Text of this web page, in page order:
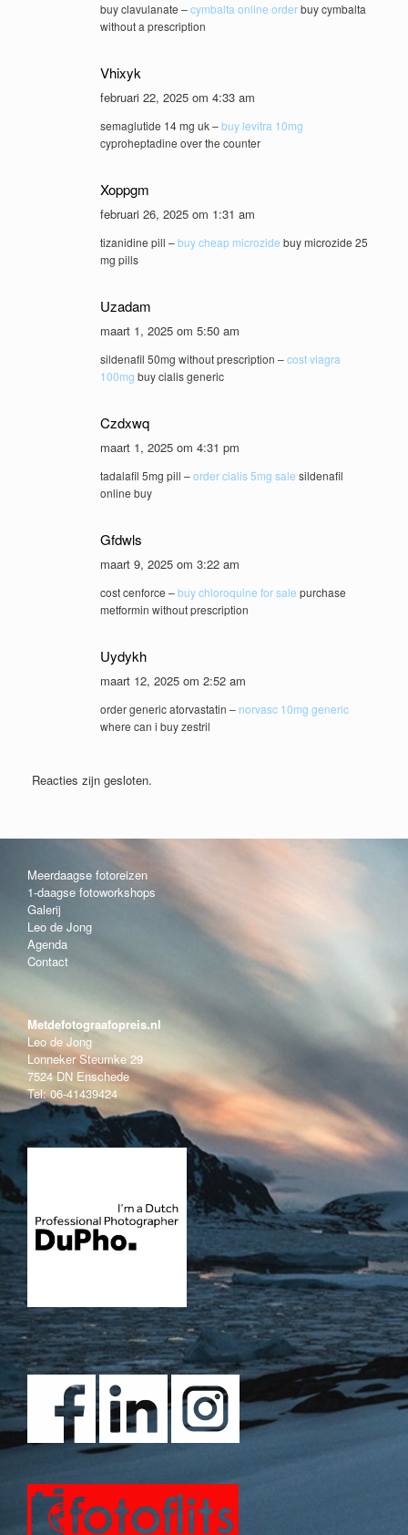
buy clavulanate –cymbalta online orderbuy cymbalta
without a prescription
Vhixyk
februari 22, 2025 om 4:33 am
semaglutide 14 mg uk –buy levitra 10mg
cyproheptadine over the counter
Xoppgm
februari 26, 2025 om 1:31 am
tizanidine pill –buy cheap microzide buy microzide 25
mg pills
Uzadam
maart 1, 2025 om 5:50 am
sildenafil 50mg without prescription –cost viagra
100mg buy cialis generic
Czdxwq
maart 1, 2025 om 4:31 pm
tadalafil 5mg pill –order cialis 5mg sale sildenafil
online buy
Gfdwls
maart 9, 2025 om 3:22 am
cost cenforce –buy chloroquine for sale purchase
metformin without prescription
Uydykh
maart 12, 2025 om 2:52 am
order generic atorvastatin – norvasc 10mg generic
where can i buy zestril
Reacties zijn gesloten.
Meerdaagse fotoreizen
1-daagse fotoworkshops
Galerij
Leo de Jong
Agenda
Contact
Metdefotograafopreis.nl
Leo de Jong
Lonneker Steumke 29
7524 DN Enschede
Tel: 06-41439424